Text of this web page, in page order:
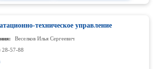
техническое управление
Веселков Илья Сергеевич
28-57-88